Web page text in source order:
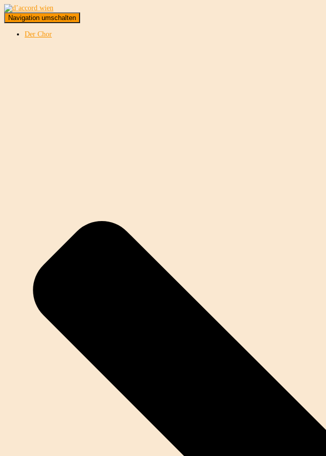
Navigation umschalten
Der Chor